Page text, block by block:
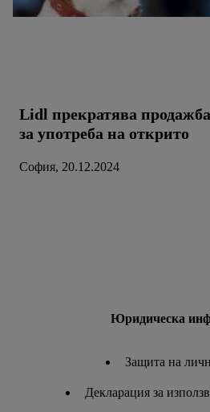
Lidl прекратява
за употреба на открито
София, 20.12.2024
Юридическа
Защита на
Декларация за
можете да намерите в нашата